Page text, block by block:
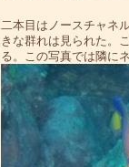
二本目はノースチャネ
きな群れは見られた。
る。この写真では隣に